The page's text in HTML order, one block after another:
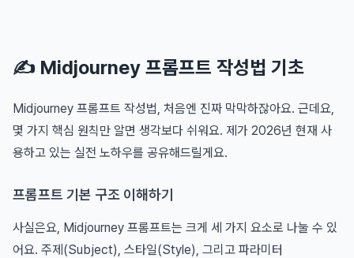
✍️ Midjourney 프롬프트 작성법 기초
Midjourney 프롬프트 작성법, 처음엔 진짜 막막하잖아요. 근데요,
몇 가지 핵심 원칙만 알면 생각보다 쉬워요. 제가 2026년 현재 사
용하고 있는 실전 노하우를 공유해드릴게요.
프롬프트 기본 구조 이해하기
사실은요, Midjourney 프롬프트는 크게 세 가지 요소로 나눌 수 있
어요. 주제(Subject), 스타일(Style), 그리고 파라미터